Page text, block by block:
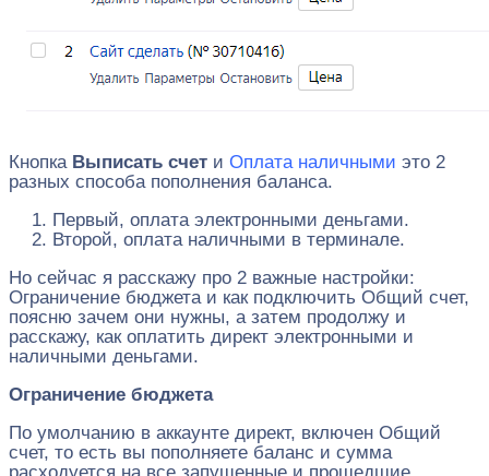
Кнопка Выписать счет и Оплата наличными это 2
разных способа пополнения баланса.
Первый, оплата электронными деньгами.
Второй, оплата наличными в терминале.
Но сейчас я расскажу про 2 важные настройки:
Ограничение бюджета и как подключить Общий счет,
поясню зачем они нужны, а затем продолжу и
расскажу, как оплатить директ электронными и
наличными деньгами.
Ограничение бюджета
По умолчанию в аккаунте директ, включен Общий
счет, то есть вы пополняете баланс и сумма